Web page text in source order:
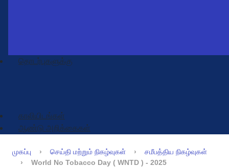
தொடர்புகளுக்கு
காலியிடங்கள்
ஆண்டு அறிக்கைகள்
முகப்பு செய்தி மற்றும் நிகழ்வுகள்
சமீபத்திய நிகழ்வுகள்
World No Tobacco Day ( WNTD ) - 2025